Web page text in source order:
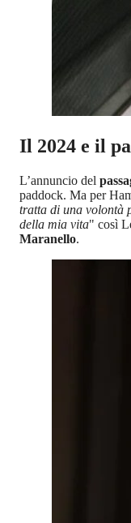
Il 2024 e il
L’annuncio del
paddock. Ma per
tratta di una volontà
della mia vita" così
Maranello.